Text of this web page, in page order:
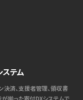
テム
決済、支援者管理、領収書
揃った寄付DXシステムで